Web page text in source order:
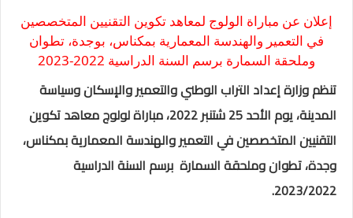
إعلان عن مباراة الولوج لمعاهد تكوين التقنيين المتخصصين
في التعمير والهندسة المعمارية بمكناس، بوجدة، تطوان
وملحقة السمارة برسم السنة الدراسية 2022-2023
تنظم وزارة إعداد التراب الوطني والتعمير والإسكان وسياسة
المدينة، يوم الأحد 25 شتنبر 2022، مباراة لولوج معاهد تكوين
التقنيين المتخصصين في التعمير والهندسة المعمارية بمكناس،
وجدة، تطوان وملحقة السمارة برسم السنة الدراسية
2023/2022.